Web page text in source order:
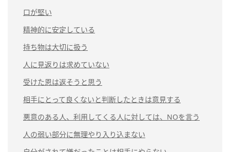
口が堅い
精神的に安定している
持ち物は大切に扱う
人に見返りは求めていない
受けた恩は返そうと思う
相手にとって良くないと判断したときは意見する
悪意のある人、利用してくる人に対しては、NOを言う
人の弱い部分に無理やり入り込まない